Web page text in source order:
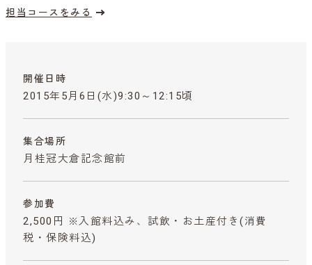
担当コースをみる
開催日時
2015年5月6日(水)9:30～12:15頃
集合場所
月桂冠大倉記念館前
参加費
2,500円 ※入館料込み、試飲・お土産付き (消費
税・保険料込)